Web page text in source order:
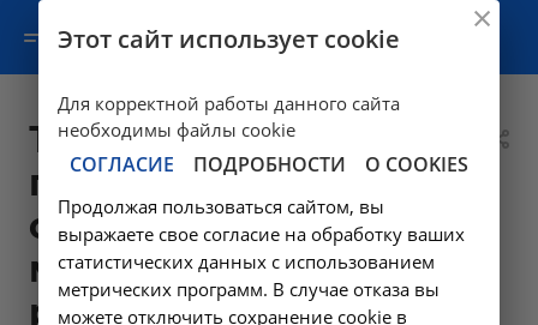
Транспортировка
пациента в
сопровождении
медицинского
работника в
Этот сайт использует cookie
Для корректной работы данного сайта
необходимы файлы cookie
СОГЛАСИЕ ПОДРОБНОСТИ О COOKIES
Продолжая пользоваться сайтом, вы
выражаете свое согласие на обработку ваших
статистических данных с использованием
метрических программ. В случае отказа вы
можете отключить сохранение cookie в